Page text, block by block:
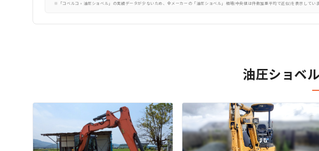
※「コベルコ × 油圧ショベル」の実績データが少ないため、全メーカーの「油圧ショベル」相場(中央値は件数加重平均で近似)を表示してい
油圧ショベ